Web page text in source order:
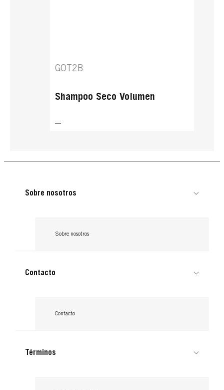
GOT2B
Shampoo Seco Volumen
...
GOT2B
Sobre nosotros
Sobre nosotros
Contacto
Contacto
Términos